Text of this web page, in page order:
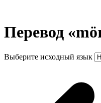
Перевод
Выберите исходный язык